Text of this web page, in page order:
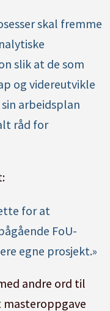
skal fremme
slik at de som
og videreutvikle
arbeidsplan
råd for
for at
FoU-
egne prosjekt.»
andre ord til